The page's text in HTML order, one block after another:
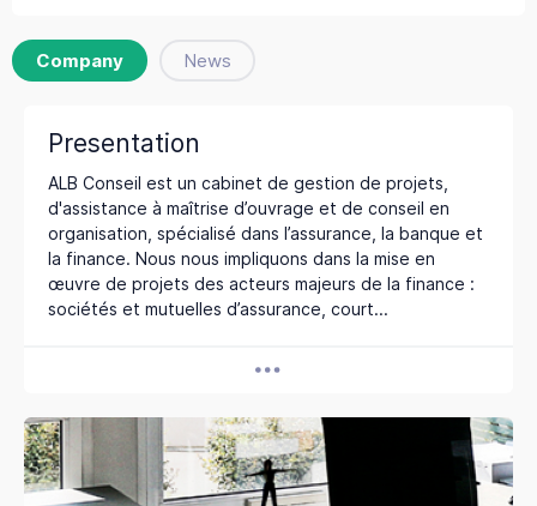
Company News
Presentation
ALB Conseil est un cabinet de gestion de projets,
d'assistance à maîtrise d’ouvrage et de conseil en
organisation, spécialisé dans l’assurance, la banque et
la finance. Nous nous impliquons dans la mise en
œuvre de projets des acteurs majeurs de la finance :
sociétés et mutuelles d’assurance, court...